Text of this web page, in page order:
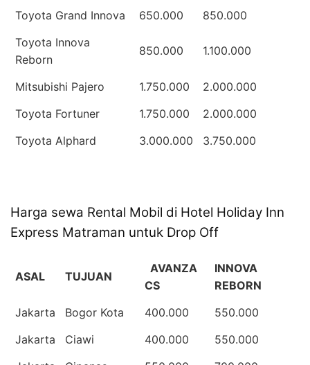
Toyota Grand Innova
650.000
850.000
Toyota Innova
Reborn
850.000 1.100.000
Mitsubishi Pajero 1.750.000
2.000.000
Toyota Fortuner
1.750.000
2.000.000
Toyota Alphard
3.000.000 3.750.000
Harga sewa Rental Mobil di Hotel Holiday Inn
Express Matraman untuk Drop Off
ASAL TUJUAN
AVANZA
CS
INNOVA
REBORN
Jakarta
Bogor Kota 400.000
550.000
Jakarta
Ciawi 400.000
550.000